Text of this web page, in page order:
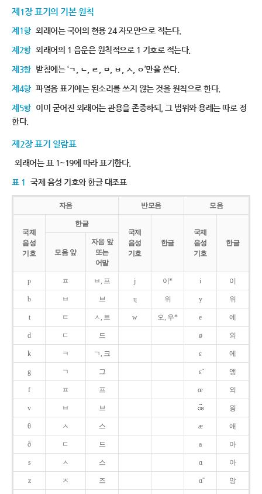
제1장 표기의 기본 원칙
제1항 외래어는 국어의 현용 24 자모만으로 적는다.
제2항 외래어의 1 음운은 원칙적으로 1 기호로 적는다.
제3항 받침에는 ‘ㄱ, ㄴ, ㄹ, ㅁ, ㅂ, ㅅ, ㅇ’만을 쓴다.
제4항 파열음 표기에는 된소리를 쓰지 않는 것을 원칙으로 한다.
제5항 이미 굳어진 외래어는 관용을 존중하되, 그 범위와 용례는 따로 정
한다.
제2장 표기 일람표
외래어는 표 1~19에 따라 표기한다.
표 1 국제 음성 기호와 한글 대조표
자음 반모음 모음
국제
음성
기호
한글
국제
음성
기호
한글
국제
음성
기호
한글
모음 앞
자음 앞
또는
어말
p ㅍ ㅂ, 프 j 이* i 이
b ㅂ 브 ɥ 위 y 위
t ㅌ ㅅ, 트 w 오, 우* e 에
d ㄷ 드 ø 외
k ㅋ ㄱ, 크 ɛ 에
g ㄱ 그 ɛ̃ 앵
f ㅍ 프 œ 외
v ㅂ 브 욍
θ ㅅ 스 æ 애
ð ㄷ 드 a 아
s ㅅ 스 ɑ 아
z ㅈ 즈 ɑ̃ 앙